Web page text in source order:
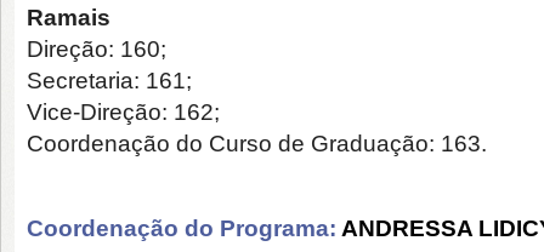
Ramais
Direção: 160;
Secretaria: 161;
Vice-Direção: 162;
Coordenação do Curso de Graduação: 163.
Coordenação do Programa: ANDRESSA